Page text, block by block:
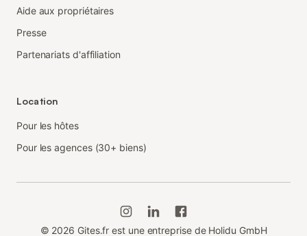
Aide aux propriétaires
Presse
Partenariats d'affiliation
Location
Pour les hôtes
Pour les agences (30+ biens)
© 2026 Gites.fr est une entreprise de Holidu GmbH